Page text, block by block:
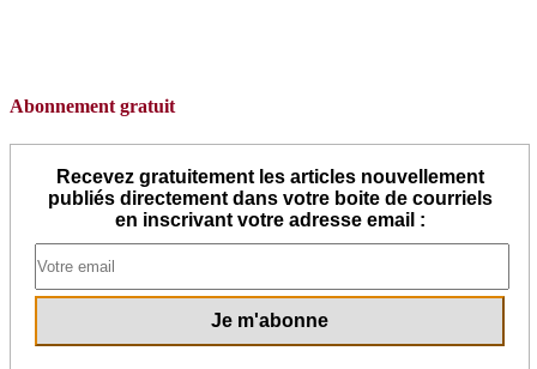
Abonnement gratuit
Recevez gratuitement les articles nouvellement
publiés directement dans votre boite de courriels
en inscrivant votre adresse email :